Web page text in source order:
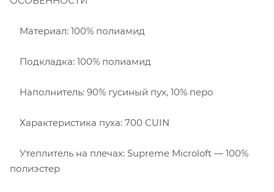
Материал: 100% полиамид
Подкладка: 100% полиамид
Наполнитель: 90% гусиный пух, 10% перо
Характеристика пуха: 700 CUIN
Утеплитель на плечах: Supreme Microloft — 100%
полиэстер